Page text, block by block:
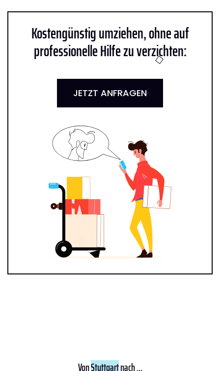
Kostengünstig umziehen, ohne auf
professionelle Hilfe zu verzichten:
JETZT ANFRAGEN
VonStuttgartnach ...